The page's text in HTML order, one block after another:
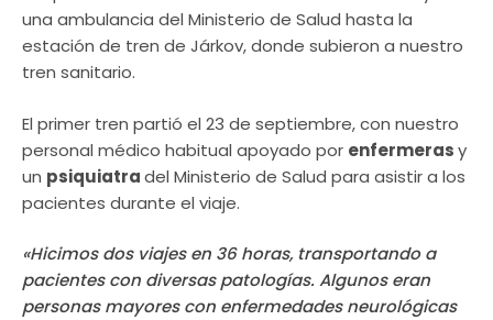
una ambulancia del Ministerio de Salud hasta la
estación de tren de Járkov, donde subieron a nuestro
tren sanitario.
El primer tren partió el 23 de septiembre, con nuestro
personal médico habitual apoyado por enfermerasy
un psiquiatradel Ministerio de Salud para asistir a los
pacientes durante el viaje.
«Hicimos dos viajes en 36 horas, transportando a
pacientes con diversas patologías. Algunos eran
personas mayores con enfermedades neurológicas